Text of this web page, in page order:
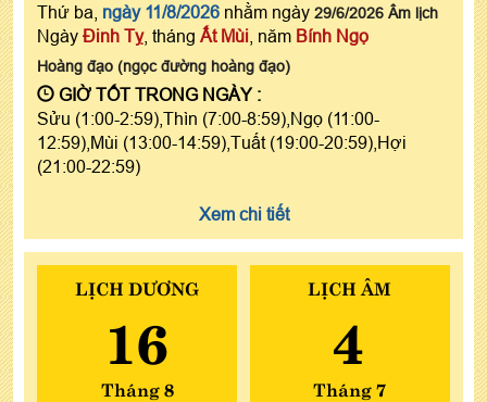
Thứ ba, ngày 11/8/2026 nhằm ngày 29/6/2026 Âm lịch
Ngày Đinh Tỵ, tháng Ất Mùi , năm Bính Ngọ
Hoàng đạo (ngọc đường hoàng đạo)
GIỜ TỐT TRONG NGÀY :
Sửu (1:00-2:59),Thìn (7:00-8:59),Ngọ (11:00-
12:59),Mùi (13:00-14:59),Tuất (19:00-20:59),Hợi
(21:00-22:59)
Xem chi tiết
LỊCH DƯƠNG
16
Tháng 8
LỊCH ÂM
4
Tháng 7